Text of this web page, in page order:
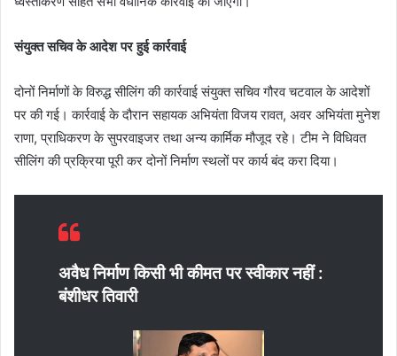
संयुक्त सचिव के आदेश पर हुई कार्रवाई
दोनों निर्माणों के विरुद्ध सीलिंग की कार्रवाई संयुक्त सचिव गौरव चटवाल के आदेशों
पर की गई। कार्रवाई के दौरान सहायक अभियंता विजय रावत, अवर अभियंता मुनेश
राणा, प्राधिकरण के सुपरवाइजर तथा अन्य कार्मिक मौजूद रहे। टीम ने विधिवत
सीलिंग की प्रक्रिया पूरी कर दोनों निर्माण स्थलों पर कार्य बंद करा दिया।
अवैध निर्माण किसी भी कीमत पर स्वीकार नहीं :
बंशीधर तिवारी